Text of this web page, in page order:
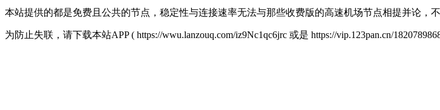
本站提供的都是免费且公共的节点，稳定性与连接速率无法与那些收费版的高速机场节点相提并论，不
为防止失联，请下载本站APP ( https://wwu.lanzouq.com/iz9Nc1qc6jrc 或是 https://vip.123pan.cn/